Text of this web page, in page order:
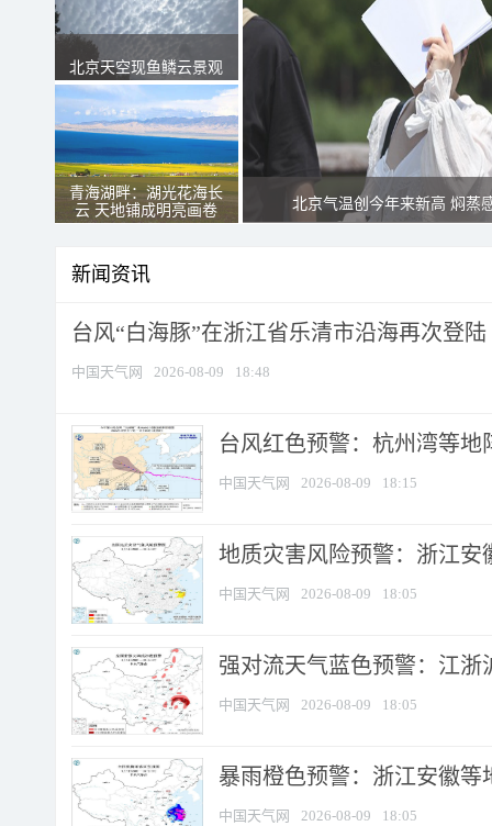
北京天空现鱼鳞云景观
青海湖畔：湖光花海长
云 天地铺成明亮画卷
北京气温创今年来新高 焖蒸
新闻资讯
台风“白海豚”在浙江省乐清市沿海再次登陆
中国天气网 2026-08-09 18:48
台风红色预警：杭州湾等地
中国天气网 2026-08-09 18:15
地质灾害风险预警：浙江安
中国天气网 2026-08-09 18:05
强对流天气蓝色预警：江浙
中国天气网 2026-08-09 18:05
暴雨橙色预警：浙江安徽等
中国天气网 2026-08-09 18:05